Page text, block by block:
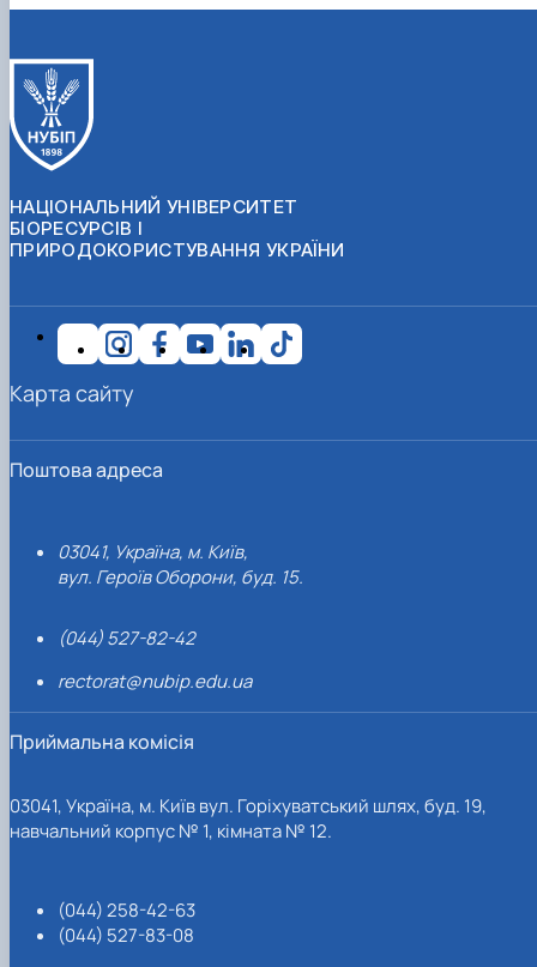
НАЦІОНАЛЬНИЙ УНІВЕРСИТЕТ
БІОРЕСУРСІВ І
ПРИРОДОКОРИСТУВАННЯ УКРАЇНИ
Поштова адреса
03041, Україна, м. Київ,
вул. Героїв Оборони, буд. 15.
(044) 527-82-42
rectorat@nubip.edu.ua
Приймальна комісія
03041, Україна, м. Київ вул. Горіхуватський шлях, буд. 19,
навчальний корпус № 1, кімната № 12.
(044) 258-42-63
(044) 527-83-08
Карта сайту